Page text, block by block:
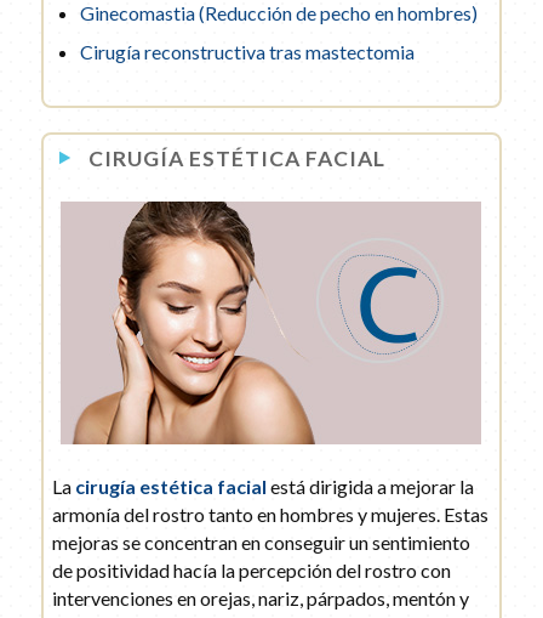
Ginecomastia (Reducción de pecho en hombres)
Cirugía reconstructiva tras mastectomia
CIRUGÍA ESTÉTICA FACIAL
La cirugía estética facial está dirigida a mejorar la
armonía del rostro tanto en hombres y mujeres. Estas
mejoras se concentran en conseguir un sentimiento
de positividad hacía la percepción del rostro con
intervenciones en orejas, nariz, párpados, mentón y